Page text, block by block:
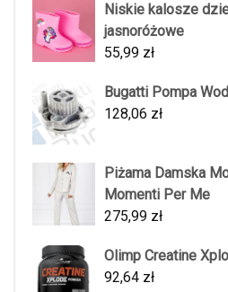
Niskie kalosze
jasnoróżowe
55,99 zł
Bugatti Pompa
128,06 zł
Piżama Damska
Momenti Per Me
275,99 zł
Olimp Creatine
92,64 zł